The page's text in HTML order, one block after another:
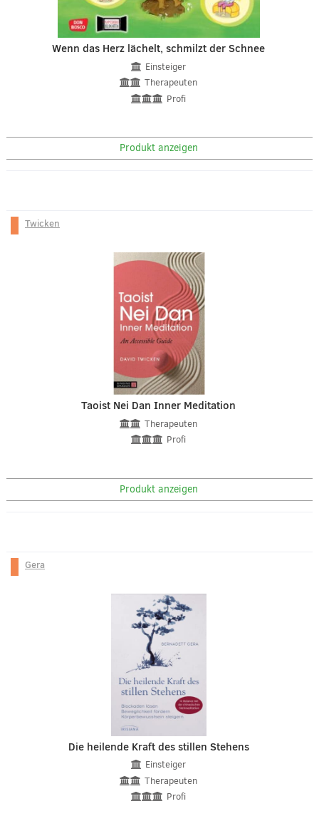
Wenn das Herz lächelt, schmilzt der Schnee
Einsteiger
Therapeuten
Profi
Produkt anzeigen
Twicken
Taoist Nei Dan Inner Meditation
Therapeuten
Profi
Produkt anzeigen
Gera
Die heilende Kraft des stillen Stehens
Einsteiger
Therapeuten
Profi